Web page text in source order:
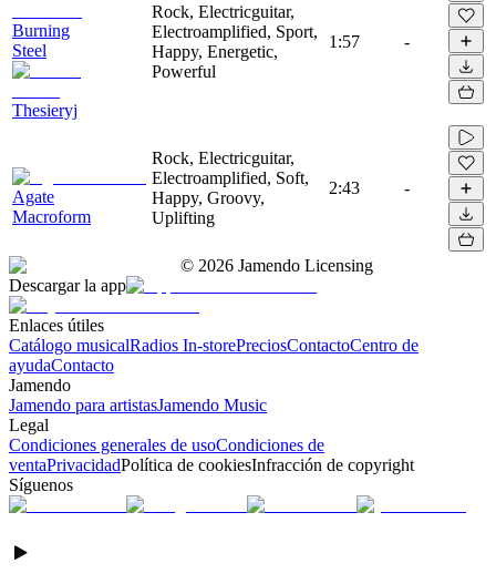
Burning
Steel
Thesieryj
Rock, Electricguitar,
Electroamplified, Sport,
Happy, Energetic,
Powerful
1:57 -
Agate
Macroform
Rock, Electricguitar,
Electroamplified, Soft,
Happy, Groovy,
Uplifting
2:43 -
© 2026 Jamendo Licensing
Descargar la app
Enlaces útiles
Catálogo musicalRadios In-storePreciosContactoCentro de
ayudaContacto
Jamendo
Jamendo para artistasJamendo Music
Legal
Condiciones generales de usoCondiciones de
ventaPrivacidadPolítica de cookiesInfracción de copyright
Síguenos